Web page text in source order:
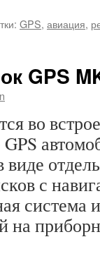
GPS, авиация,
GPS
во
с
система
на